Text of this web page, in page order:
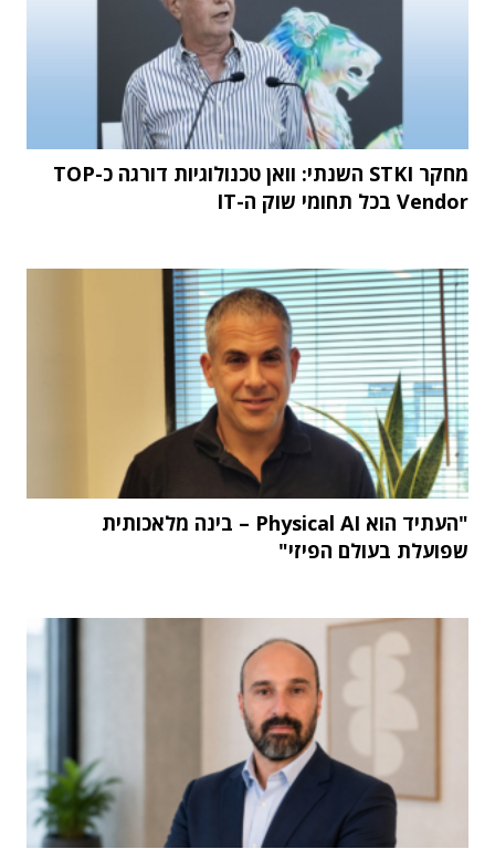
מחקר STKI השנתי: וואן טכנולוגיות דורגה כ-TOP
Vendor בכל תחומי שוק ה-IT
"העתיד הוא Physical AI – בינה מלאכותית
שפועלת בעולם הפיזי"